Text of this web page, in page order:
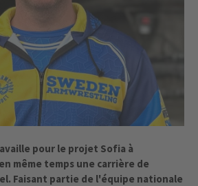
pour le projet Sofia à
même temps une carrière de
Faisant partie de l'équipe nationale